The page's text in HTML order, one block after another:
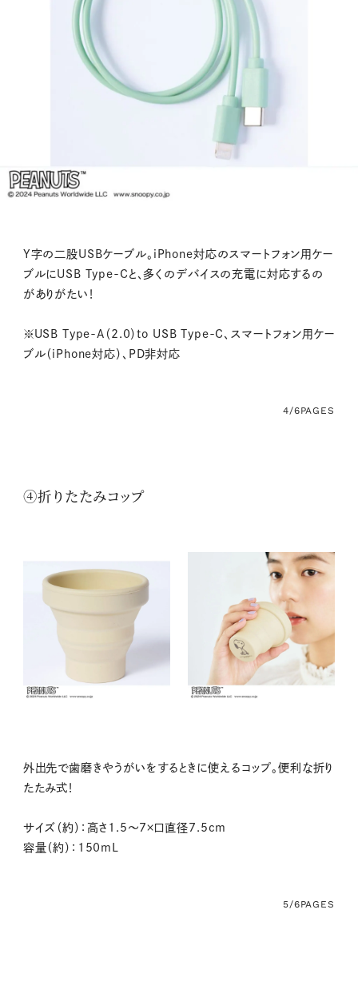
Y字の二股USBケーブル。iPhone対応のスマートフォン用ケー
ブルにUSB Type-Cと、多くのデバイスの充電に対応するの
がありがたい！
※USB Type-A（2.0）to USB Type-C、スマートフォン用ケー
ブル（iPhone対応）、PD非対応
4/6PAGES
④折りたたみコップ
外出先で歯磨きやうがいをするときに使えるコップ。便利な折り
たたみ式！
サイズ（約）：高さ1.5～7×口直径7.5cm
容量（約）：150mL
5/6PAGES